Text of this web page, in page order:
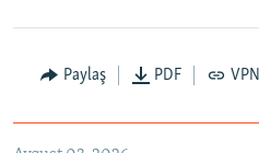
Paylaş PDF